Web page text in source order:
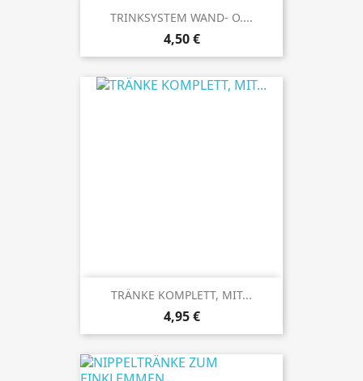
TRINKSYSTEM WAND- O....
Preis
4,50 €
TRÄNKE KOMPLETT, MIT...
Preis
4,95 €